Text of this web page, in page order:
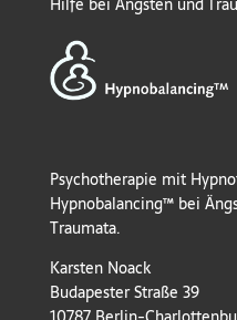
Psychotherapie mit
Hypnobalancing™ bei
Traumata.
Karsten Noack
Budapester Straße 39